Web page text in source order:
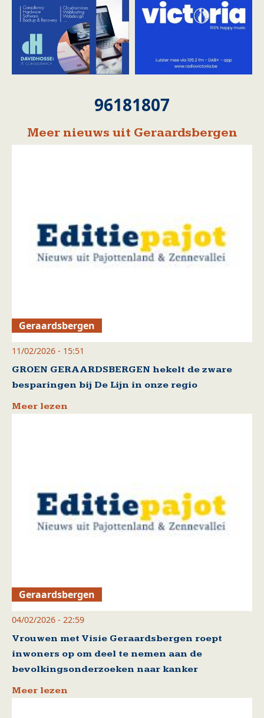
96181807
Meer nieuws uit Geraardsbergen
Geraardsbergen
11/02/2026 - 15:51
GROEN GERAARDSBERGEN hekelt de zware
besparingen bij De Lijn in onze regio
Meer lezen
Geraardsbergen
04/02/2026 - 22:59
Vrouwen met Visie Geraardsbergen roept
inwoners op om deel te nemen aan de
bevolkingsonderzoeken naar kanker
Meer lezen